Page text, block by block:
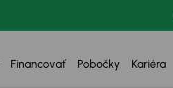
Financovať Pobočky Kariéra